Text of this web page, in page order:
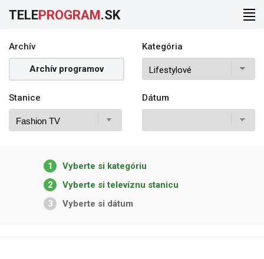
TELEPROGRAM.SK
Archív
Archív programov
Kategória
Stanice Dátum
1
Vyberte si kategóriu
2
Vyberte si televíznu stanicu
3
Vyberte si dátum